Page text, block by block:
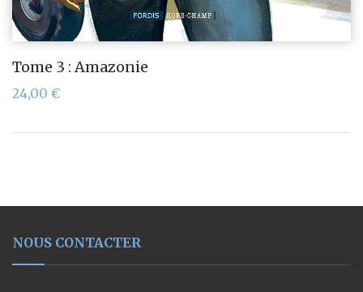
Tome 3 : Amazonie
24,00 €
NOUS CONTACTER